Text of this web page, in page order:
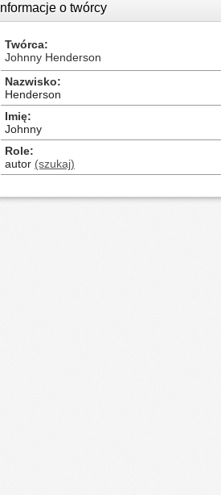
Informacje o twórcy
Twórca
Johnny Henderson
Nazwisko
Henderson
Imię
Johnny
Role
autor (szukaj)